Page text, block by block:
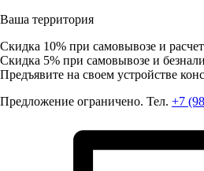
Ваша территория
Скидка 10% при самовывозе и
Скидка 5% при самовывозе и
Предъявите на своем устройстве
Предложение ограничено. Тел. +7